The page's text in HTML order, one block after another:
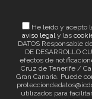
He leído y acepto
aviso legaly las
DATOS Responsable
DE DESARROLLO
efectos de
Cruz de Tenerife /
Gran Canaria. Puede
utilizados para